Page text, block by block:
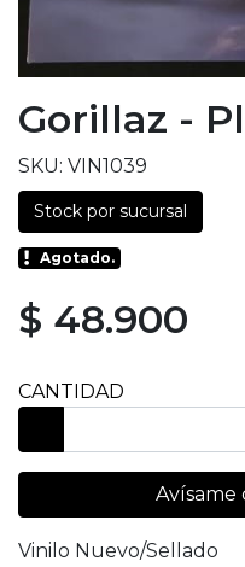
Gorillaz -
SKU: VIN1039
Stock por sucursal
Agotado.
$ 48.900
CANTIDAD
Vinilo Nuevo/Sellado